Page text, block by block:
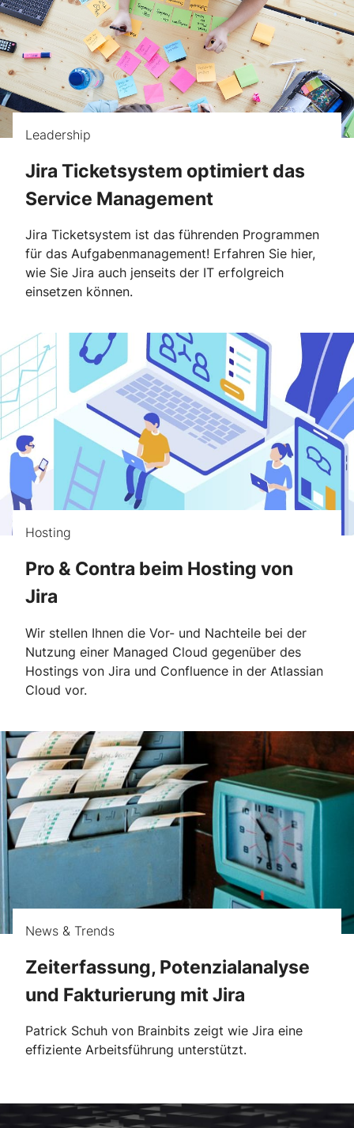
Leadership
Jira Ticketsystem optimiert das
Service Management
Jira Ticketsystem ist das führenden Programmen
für das Aufgabenmanagement! Erfahren Sie hier,
wie Sie Jira auch jenseits der IT erfolgreich
einsetzen können.
Hosting
Pro & Contra beim Hosting von
Jira
Wir stellen Ihnen die Vor- und Nachteile bei der
Nutzung einer Managed Cloud gegenüber des
Hostings von Jira und Confluence in der Atlassian
Cloud vor.
News & Trends
Zeiterfassung, Potenzialanalyse
und Fakturierung mit Jira
Patrick Schuh von Brainbits zeigt wie Jira eine
effiziente Arbeitsführung unterstützt.